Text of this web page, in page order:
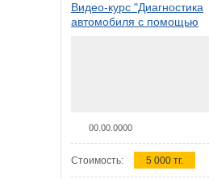
Видео-курс "Диагностика
автомобиля с помощью
00.00.0000
Стоимость: 5 000 тг.